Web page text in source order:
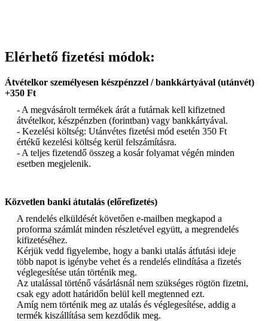
Elérhető fizetési módok:
Átvételkor személyesen készpénzzel / bankkártyával (utánvét)
+350 Ft
- A megvásárolt termékek árát a futárnak kell kifizetned
átvételkor, készpénzben (forintban) vagy bankkártyával.
- Kezelési költség: Utánvétes fizetési mód esetén 350 Ft
értékű kezelési költség kerül felszámításra.
- A teljes fizetendő összeg a kosár folyamat végén minden
esetben megjelenik.
Közvetlen banki átutalás (előrefizetés)
A rendelés elküldését követően e-mailben megkapod a
proforma számlát minden részletével együtt, a megrendelés
kifizetéséhez.
Kérjük vedd figyelembe, hogy a banki utalás átfutási ideje
több napot is igénybe vehet és a rendelés elindítása a fizetés
véglegesítése után történik meg.
Az utalással történő vásárlásnál nem szükséges rögtön fizetni,
csak egy adott határidőn belül kell megtenned ezt.
Amíg nem történik meg az utalás és véglegesítése, addig a
termék kiszállítása sem kezdődik meg.